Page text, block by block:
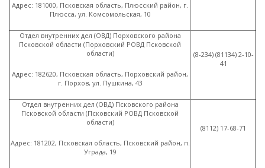
Адрес: 181000, Псковская область, Плюсский район, г.
Плюсса, ул. Комсомольская, 10
Отдел внутренних дел (ОВД) Порховского района
Псковской области (Порховский РОВД Псковской
области)
Адрес: 182620, Псковская область, Порховский район,
г. Порхов, ул. Пушкина, 43
(8-234) (81134) 2-10-
41
Отдел внутренних дел (ОВД) Псковского района
Псковской области (Псковский РОВД Псковской
области)
Адрес: 181202, Псковская область, Псковский район, п.
Уграда, 19
(8112) 17-68-71